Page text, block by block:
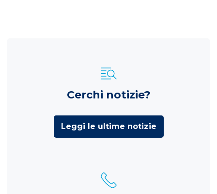
Cerchi notizie?
Leggi le ultime notizie